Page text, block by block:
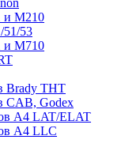
и M210
51/53
и M710
Brady THT
CAB, Godex
А4 LAT/ELAT
А4 LLC